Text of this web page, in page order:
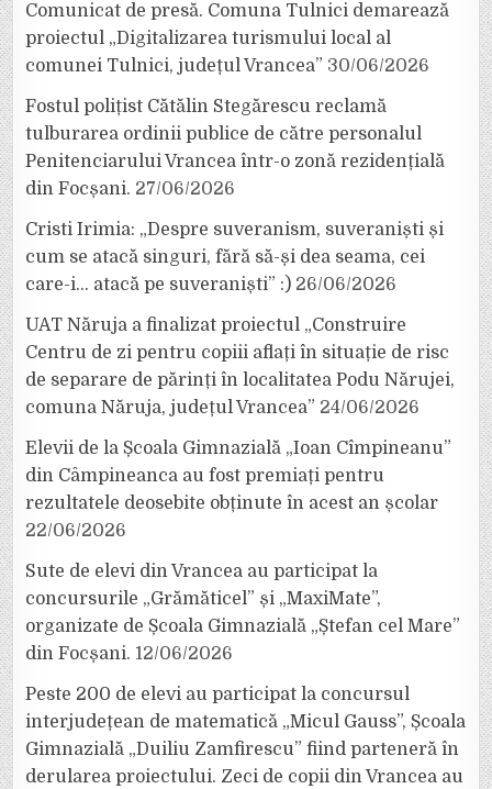
Comunicat de presă. Comuna Tulnici demarează
proiectul „Digitalizarea turismului local al
comunei Tulnici, județul Vrancea” 30/06/2026
Fostul polițist Cătălin Stegărescu reclamă
tulburarea ordinii publice de către personalul
Penitenciarului Vrancea într-o zonă rezidențială
din Focșani. 27/06/2026
Cristi Irimia: „Despre suveranism, suveraniști și
cum se atacă singuri, fără să-și dea seama, cei
care-i… atacă pe suveraniști” :) 26/06/2026
UAT Năruja a finalizat proiectul „Construire
Centru de zi pentru copiii aflați în situație de risc
de separare de părinți în localitatea Podu Nărujei,
comuna Năruja, județul Vrancea” 24/06/2026
Elevii de la Școala Gimnazială „Ioan Cîmpineanu”
din Câmpineanca au fost premiați pentru
rezultatele deosebite obținute în acest an școlar
22/06/2026
Sute de elevi din Vrancea au participat la
concursurile „Grămăticel” și „MaxiMate”,
organizate de Școala Gimnazială „Ștefan cel Mare”
din Focșani. 12/06/2026
Peste 200 de elevi au participat la concursul
interjudețean de matematică „Micul Gauss”, Școala
Gimnazială „Duiliu Zamfirescu” fiind parteneră în
derularea proiectului. Zeci de copii din Vrancea au